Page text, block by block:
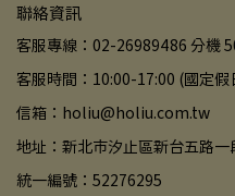
聯絡資訊
客服專線：02-26989486 分機
客服時間：10:00-17:00 (國定假
信箱：holiu@holiu.com.tw
地址：新北市汐止區新台五路
統一編號：52276295